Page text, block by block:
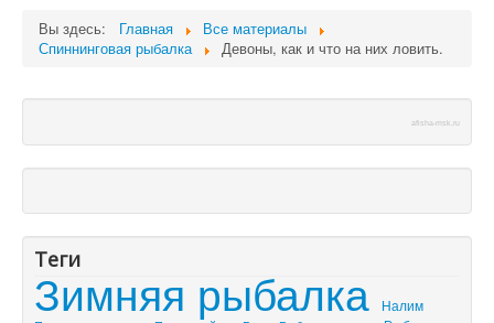
Вы здесь:
Главная
Все материалы
Спиннинговая рыбалка
Девоны, как и что на них ловить.
afisha-msk.ru
Теги
Зимняя рыбалка
Налим